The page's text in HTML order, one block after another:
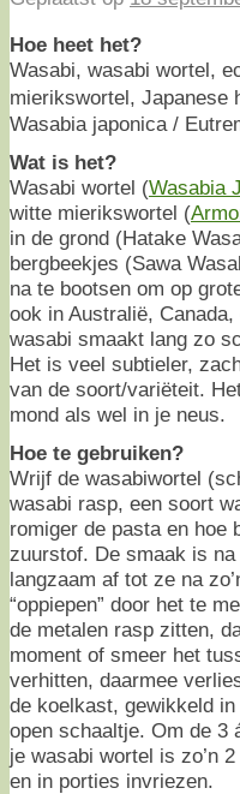
Hoe heet het?
Wasabi, wasabi wortel,
mierikswortel, Japanese
Wasabia japonica /
Wat is het?
Wasabi wortel (Wasabia
witte mierikswortel (
in de grond (Hatake
bergbeekjes (Sawa
na te bootsen om op
ook in Australië,
wasabi smaakt lang zo
Het is veel subtieler,
van de soort/variëteit.
mond als wel in je neus.
Hoe te gebruiken?
Wrijf de wasabiwortel
wasabi rasp, een soort
romiger de pasta en hoe
zuurstof. De smaak is
langzaam af tot ze na
“oppiepen” door het te
de metalen rasp zitten,
moment of smeer het
verhitten, daarmee
de koelkast, gewikkeld
open schaaltje. Om de 3
je wasabi wortel is zo’n
en in porties invriezen.